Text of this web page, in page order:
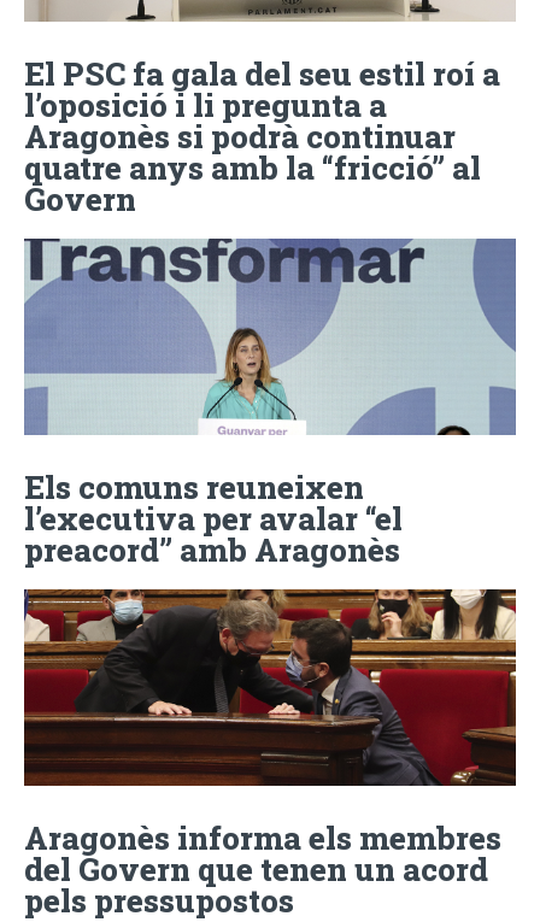
El PSC fa gala del seu estil roí a
l’oposició i li pregunta a
Aragonès si podrà continuar
quatre anys amb la “fricció” al
Govern
Els comuns reuneixen
l’executiva per avalar “el
preacord” amb Aragonès
Aragonès informa els membres
del Govern que tenen un acord
pels pressupostos